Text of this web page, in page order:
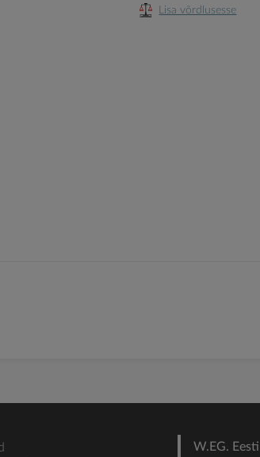
Lisa võrdlusesse
W.EG.